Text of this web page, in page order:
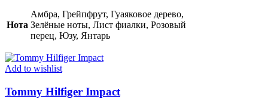
quantity
Нота
Амбра, Грейпфрут, Гуаяковое дерево,
Зелёные ноты, Лист фиалки, Розовый
перец, Юзу, Янтарь
Add to wishlist
Tommy Hilfiger Impact